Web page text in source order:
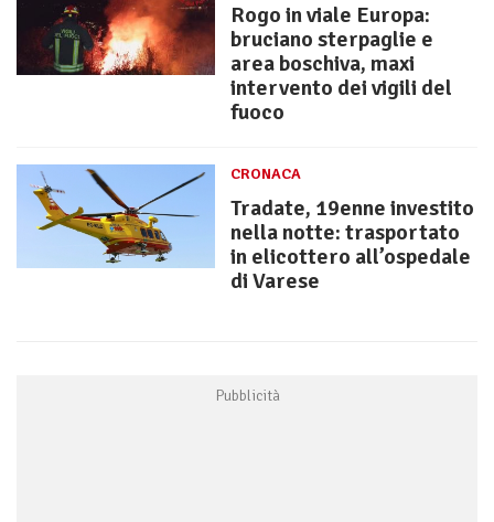
Rogo in viale Europa:
bruciano sterpaglie e
area boschiva, maxi
intervento dei vigili del
fuoco
CRONACA
Tradate, 19enne investito
nella notte: trasportato
in elicottero all’ospedale
di Varese